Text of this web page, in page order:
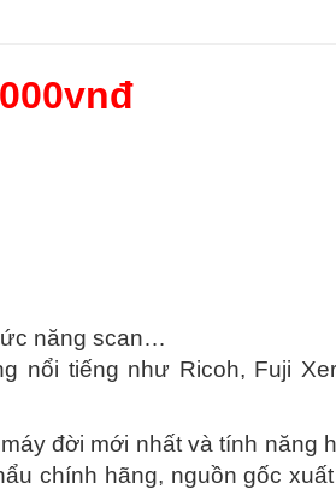
năng scan…
nổi tiếng như Ricoh, Fuji
đời mới nhất và tính năng
chính hãng, nguồn gốc